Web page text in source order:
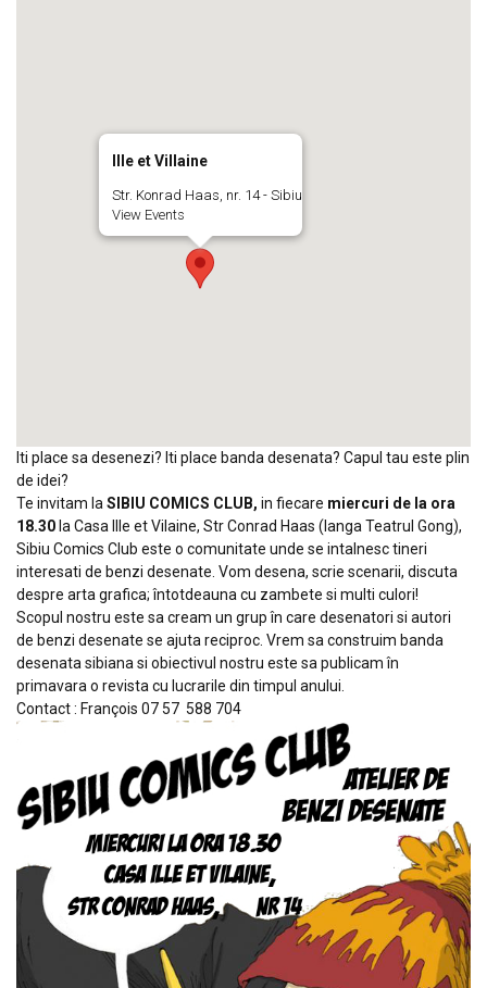
Ille et Villaine
Str. Konrad Haas, nr. 14 - Sibiu
View Events
Iti place sa desenezi? Iti place banda desenata? Capul tau este plin
de idei?
Te invitam la SIBIU COMICS CLUB, in fiecare miercuri de la ora
18.30 la Casa Ille et Vilaine, Str Conrad Haas (langa Teatrul Gong),
Sibiu Comics Club este o comunitate unde se intalnesc tineri
interesati de benzi desenate. Vom desena, scrie scenarii, discuta
despre arta grafica; întotdeauna cu zambete si multi culori!
Scopul nostru este sa cream un grup în care desenatori si autori
de benzi desenate se ajuta reciproc. Vrem sa construim banda
desenata sibiana si obiectivul nostru este sa publicam în
primavara o revista cu lucrarile din timpul anului.
Contact : François 07 57 588 704